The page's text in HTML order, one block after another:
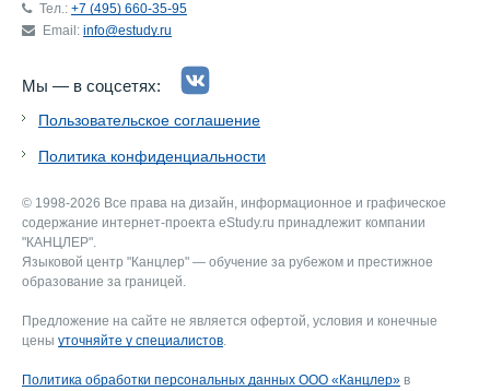
Тел.: +7 (495) 660-35-95
Email: info@estudy.ru
Мы — в соцсетях:
Пользовательское соглашение
Политика конфиденциальности
© 1998-2026 Все права на дизайн, информационное и графическое
содержание интернет-проекта eStudy.ru принадлежит компании
"КАНЦЛЕР".
Языковой центр "Канцлер" — обучение за рубежом и престижное
образование за границей.
Предложение на сайте не является офертой, условия и конечные
цены уточняйте у специалистов.
Политика обработки персональных данных ООО «Канцлер» в